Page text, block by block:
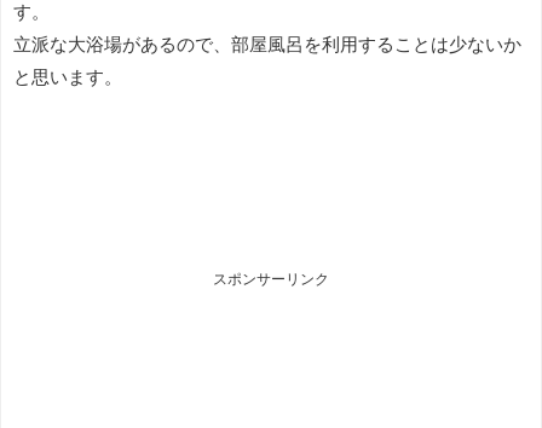
す。
立派な大浴場があるので、部屋風呂を利用することは少ないか
と思います。
スポンサーリンク